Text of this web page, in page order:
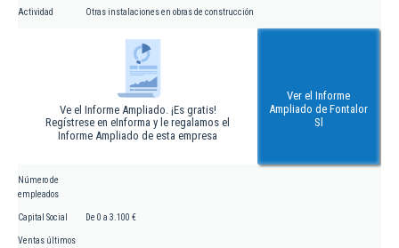
Actividad Otras instalaciones en obras de construcción
Ve el Informe Ampliado. ¡Es gratis!
Regístrese en eInforma y le regalamos el
Informe Ampliado de esta empresa
Ver el Informe
Ampliado de Fontalor
Sl
Número de
empleados
Capital Social De 0 a 3.100 €
Ventas últimos